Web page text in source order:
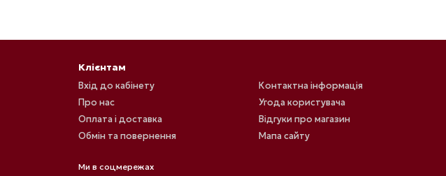
Клієнтам
Вхід до кабінету
Про нас
Оплата і доставка
Обмін та повернення
Контактна інформація
Угода користувача
Відгуки про магазин
Мапа сайту
Ми в соцмережах